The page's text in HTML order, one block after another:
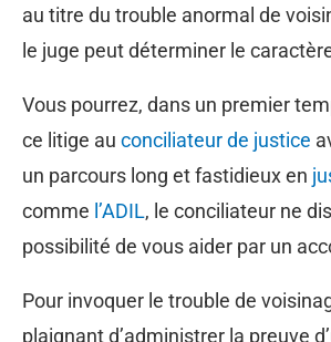
au titre du trouble anormal de
le juge peut déterminer le
Vous pourrez, dans un premier
ce litige au conciliateur de justice
un parcours long et fastidieux en
comme l’ADIL, le conciliateur ne
possibilité de vous aider par un
Pour invoquer le trouble de
plaignant d’administrer la preuve